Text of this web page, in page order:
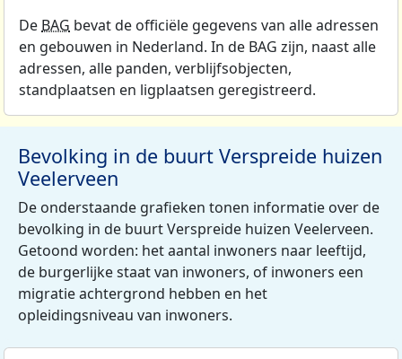
De BAG bevat de officiële gegevens van alle adressen
en gebouwen in Nederland. In de BAG zijn, naast alle
adressen, alle panden, verblijfsobjecten,
standplaatsen en ligplaatsen geregistreerd.
Bevolking in de buurt Verspreide huizen
Veelerveen
De onderstaande grafieken tonen informatie over de
bevolking in de buurt Verspreide huizen Veelerveen.
Getoond worden: het aantal inwoners naar leeftijd,
de burgerlijke staat van inwoners, of inwoners een
migratie achtergrond hebben en het
opleidingsniveau van inwoners.